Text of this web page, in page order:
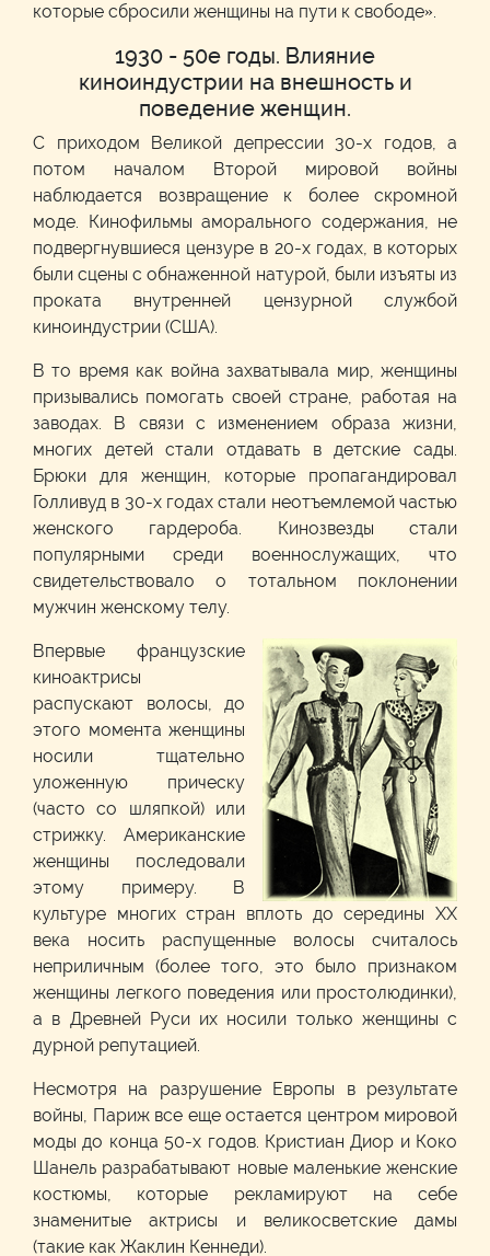
которые сбросили женщины на пути к свободе».
1930 - 50е годы. Влияние
киноиндустрии на внешность и
поведение женщин.
С приходом Великой депрессии 30-х годов, а
потом началом Второй мировой войны
наблюдается возвращение к более скромной
моде. Кинофильмы аморального содержания, не
подвергнувшиеся цензуре в 20-х годах, в которых
были сцены с обнаженной натурой, были изъяты из
проката внутренней цензурной службой
киноиндустрии (США).
В то время как война захватывала мир, женщины
призывались помогать своей стране, работая на
заводах. В связи с изменением образа жизни,
многих детей стали отдавать в детские сады.
Брюки для женщин, которые пропагандировал
Голливуд в 30-х годах стали неотъемлемой частью
женского гардероба. Кинозвезды стали
популярными среди военнослужащих, что
свидетельствовало о тотальном поклонении
мужчин женскому телу.
Впервые французские
киноактрисы
распускают волосы, до
этого момента женщины
носили тщательно
уложенную прическу
(часто со шляпкой) или
стрижку. Американские
женщины последовали
этому примеру. В
культуре многих стран вплоть до середины XX
века носить распущенные волосы считалось
неприличным (более того, это было признаком
женщины легкого поведения или простолюдинки),
а в Древней Руси их носили только женщины с
дурной репутацией.
Несмотря на разрушение Европы в результате
войны, Париж все еще остается центром мировой
моды до конца 50-х годов. Кристиан Диор и Коко
Шанель разрабатывают новые маленькие женские
костюмы, которые рекламируют на себе
знаменитые актрисы и великосветские дамы
(такие как Жаклин Кеннеди).